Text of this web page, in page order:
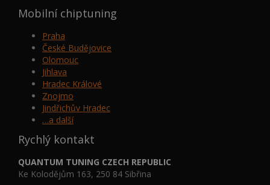
Mobilní chiptuning
Praha
České Budějovice
Olomouc
Jihlava
Hradec Králové
Znojmo
Jindřichův Hradec
…a další
Rychlý kontakt
QUANTUM TUNING CZECH REPUBLIC
Ke Kolodějům 163, 250 84 Sibřina